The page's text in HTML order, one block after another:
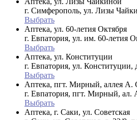
г. Симферополь, ул. Лизы
Выбрать
Аптека, ул. 60-летия Октября
г. Евпатория, ул. им. 60-летия
Выбрать
Аптека, ул. Конституции
г. Евпатория, ул. Конституции,
Выбрать
Аптека, пгт. Мирный, аллея А.
г. Евпатория, пгт. Мирный,
Выбрать
Аптека, г. Саки, ул. Советская